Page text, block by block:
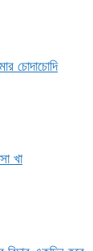
চোদাচোদি
খা